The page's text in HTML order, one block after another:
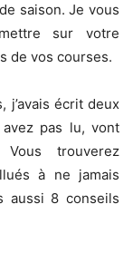
saison. Je vous
sur votre
de vos courses.
j’avais écrit deux
pas lu, vont
trouverez
à ne jamais
aussi 8 conseils